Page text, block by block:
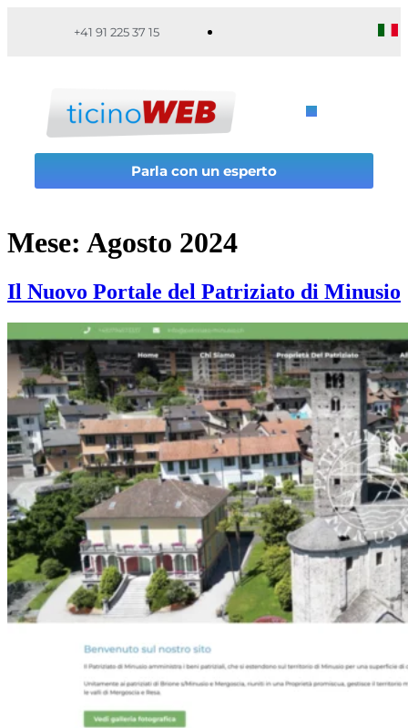
+41 91 225 37 15
Parla con un esperto
Mese: Agosto 2024
Il Nuovo Portale del Patriziato di Minusio